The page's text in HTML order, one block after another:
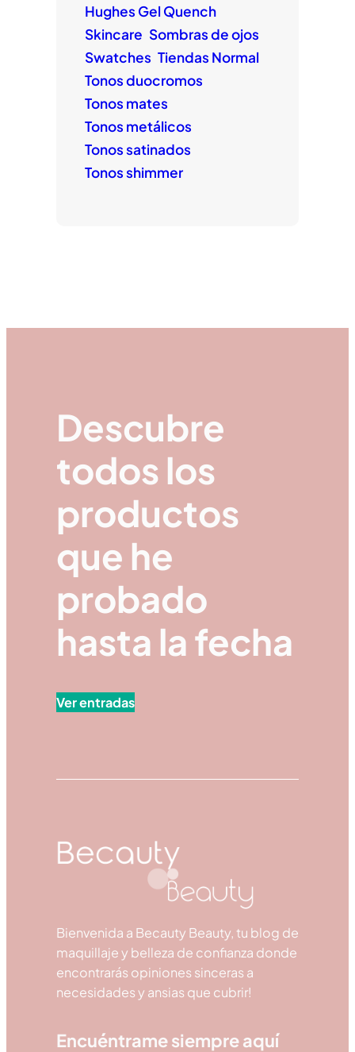
Hughes Gel Quench
Skincare Sombras de ojos
Swatches Tiendas Normal
Tonos duocromos
Tonos mates
Tonos metálicos
Tonos satinados
Tonos shimmer
Descubre
todos los
productos
que he
probado
hasta la fecha
Ver entradas
Bienvenida a Becauty Beauty, tu blog de
maquillaje y belleza de confianza donde
encontrarás opiniones sinceras a
necesidades y ansias que cubrir!
Encuéntrame siempre aquí